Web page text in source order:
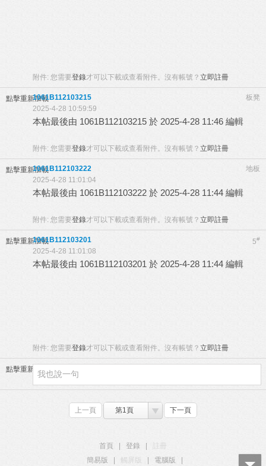
附件: 您需要登錄才可以下載或查看附件。沒有帳號？ 立即註冊
點擊重新加載 板凳
1061B112103215
2025-4-28 10:59:59
本帖最後由 1061B112103215 於 2025-4-28 11:46 編輯
附件: 您需要登錄才可以下載或查看附件。沒有帳號？ 立即註冊
點擊重新加載 地板
1061B112103222
2025-4-28 11:01:04
本帖最後由 1061B112103222 於 2025-4-28 11:44 編輯
附件: 您需要登錄才可以下載或查看附件。沒有帳號？ 立即註冊
點擊重新加載 5#
1061B112103201
2025-4-28 11:01:08
本帖最後由 1061B112103201 於 2025-4-28 11:44 編輯
附件: 您需要登錄才可以下載或查看附件。沒有帳號？ 立即註冊
點擊重新加載
上一頁 第1頁 下一頁
首頁 登錄
簡易版
觸屏版 電腦版